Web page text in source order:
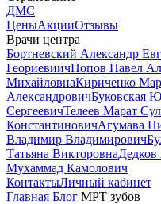
ДМС
ЦеныАкцииОтзывы
Врачи центра
Бортневский Александр
ГеориевиичПопов Павел
МихайловнаКириченко
АлександровичБуковская
СергеевичТелеев Марат
КонстантиновичАгумава
Владимир Владимирович
Татьяна ВикторовнаДедков
Мухаммад Камолович
КонтактыЛичный кабинет
Главная Блог МРТ зубов